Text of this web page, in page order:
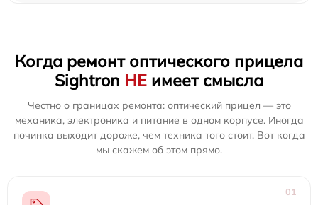
Когда ремонт оптического прицела
Sightron НЕ имеет смысла
Честно о границах ремонта: оптический прицел — это
механика, электроника и питание в одном корпусе. Иногда
починка выходит дороже, чем техника того стоит. Вот когда
мы скажем об этом прямо.
01